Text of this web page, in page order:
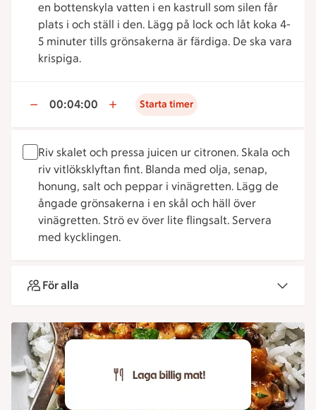
en bottenskyla vatten i en kastrull som silen får
plats i och ställ i den. Lägg på lock och låt koka 4-
5 minuter tills grönsakerna är färdiga. De ska vara
krispiga.
00:04:00 Starta timer
Riv skalet och pressa juicen ur citronen. Skala och
riv vitlöksklyftan fint. Blanda med olja, senap,
honung, salt och peppar i vinägretten. Lägg de
ångade grönsakerna i en skål och häll över
vinägretten. Strö ev över lite flingsalt. Servera
med kycklingen.
För alla